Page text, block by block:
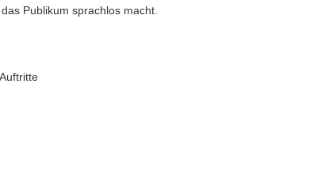
Publikum sprachlos macht.